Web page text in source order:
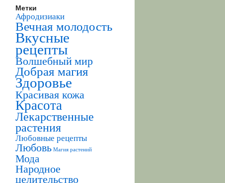
Метки
Афродизиаки
Вечная молодость
Вкусные
рецепты
Волшебный мир
Добрая магия
Здоровье
Красивая кожа
Красота
Лекарственные
растения
Любовные рецепты
Любовь Магия растений
Мода
Народное
целительство